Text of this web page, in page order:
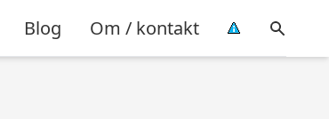
Blog Om / kontakt